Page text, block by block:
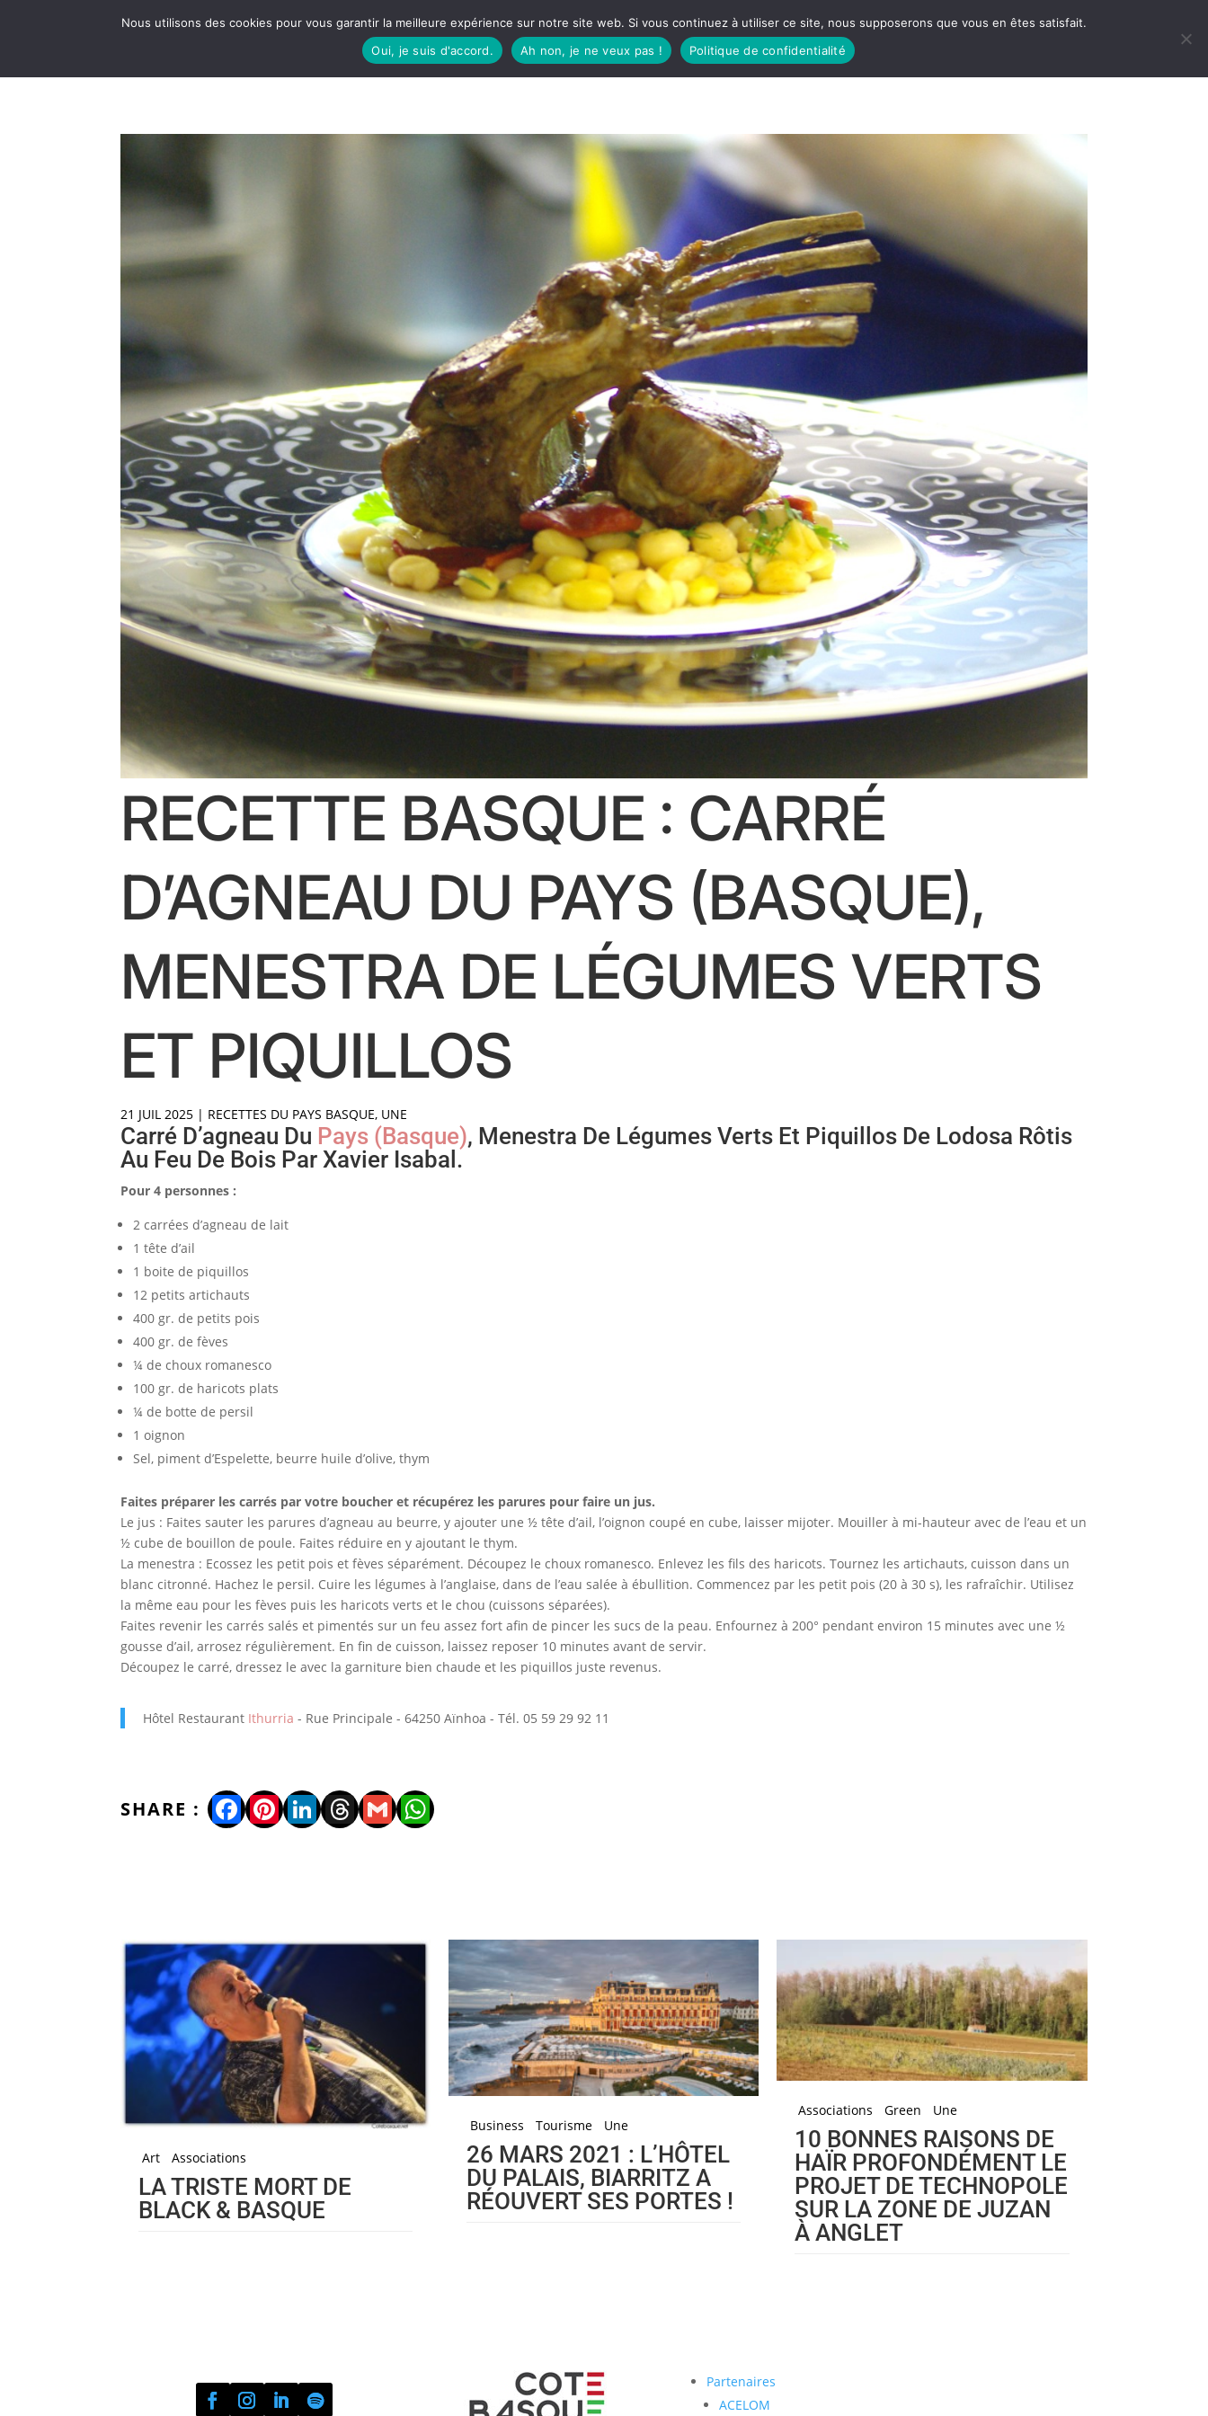
LE STUDIO FÊTES BASQUES À MANGER CÔTÉ SORTIES GREEN LIFE
RECETTE BASQUE : CARRÉ
D’AGNEAU DU PAYS (BASQUE),
MENESTRA DE LÉGUMES VERTS
ET PIQUILLOS
21 JUIL 2025 | RECETTES DU PAYS BASQUE, UNE
Carré D’agneau Du Pays (basque), Menestra De Légumes Verts Et Piquillos De Lodosa Rôtis
Au Feu De Bois Par Xavier Isabal.
Pour 4 personnes :
2 carrées d’agneau de lait
1 tête d’ail
1 boite de piquillos
12 petits artichauts
400 gr. de petits pois
400 gr. de fèves
¼ de choux romanesco
100 gr. de haricots plats
¼ de botte de persil
1 oignon
Sel, piment d’Espelette, beurre huile d’olive, thym
Faites préparer les carrés par votre boucher et récupérez les parures pour faire un jus.
Le jus : Faites sauter les parures d’agneau au beurre, y ajouter une ½ tête d’ail, l’oignon coupé en cube, laisser mijoter. Mouiller à mi-hauteur avec de l’eau et un
½ cube de bouillon de poule. Faites réduire en y ajoutant le thym.
La menestra : Ecossez les petit pois et fèves séparément. Découpez le choux romanesco. Enlevez les fils des haricots. Tournez les artichauts, cuisson dans un
blanc citronné. Hachez le persil. Cuire les légumes à l’anglaise, dans de l’eau salée à ébullition. Commencez par les petit pois (20 à 30 s), les rafraîchir. Utilisez
la même eau pour les fèves puis les haricots verts et le chou (cuissons séparées).
Faites revenir les carrés salés et pimentés sur un feu assez fort afin de pincer les sucs de la peau. Enfournez à 200° pendant environ 15 minutes avec une ½
gousse d’ail, arrosez régulièrement. En fin de cuisson, laissez reposer 10 minutes avant de servir.
Découpez le carré, dressez le avec la garniture bien chaude et les piquillos juste revenus.
Hôtel Restaurant Ithurria- Rue Principale - 64250 Aïnhoa - Tél. 05 59 29 92 11
Facebook
Pinterest
LinkedIn
Threads
GmailWhatsApp
Art Associations
LA TRISTE MORT DE
BLACK & BASQUE
Business Tourisme Une
26 MARS 2021 : L’HÔTEL
DU PALAIS, BIARRITZ A
RÉOUVERT SES PORTES !
Associations Green Une
10 BONNES RAISONS DE
HAÏR PROFONDÉMENT LE
PROJET DE TECHNOPOLE
SUR LA ZONE DE JUZAN
À ANGLET
Partenaires
ACELOM
Nous utilisons des cookies pour vous garantir la meilleure expérience sur notre site web. Si vous continuez à utiliser ce site, nous supposerons que vous en êtes satisfait.
Oui, je suis d'accord.
Ah non, je ne veux pas ! Politique de confidentialité